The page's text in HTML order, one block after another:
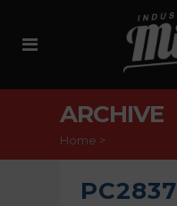
ARCHIVE
Home >
PC2837